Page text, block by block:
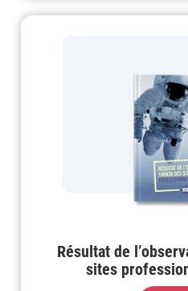
Résultat de
sites